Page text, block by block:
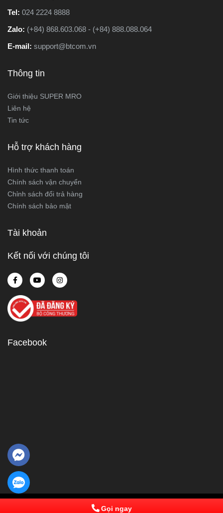
Gọi ngay
Tel: 024 2224 8888
Zalo: (+84) 868.603.068 - (+84) 888.088.064
E-mail: support@btcom.vn
Thông tin
Giới thiệu SUPER MRO
Liên hệ
Tin tức
Hỗ trợ khách hàng
Hình thức thanh toán
Chính sách vận chuyển
Chỉnh sách đổi trả hàng
Chính sách bảo mật
Tài khoản
Kết nối với chúng tôi
Facebook
© 2013 Powered by IPComs Software. All Rights Reserved